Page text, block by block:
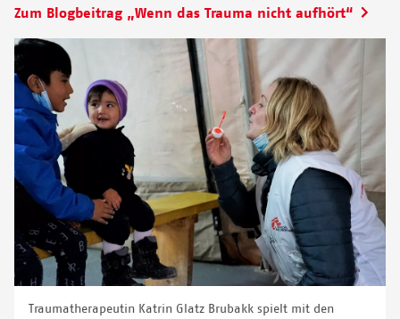
Zum Blogbeitrag „Wenn das Trauma nicht aufhört“
Traumatherapeutin Katrin Glatz Brubakk spielt mit den